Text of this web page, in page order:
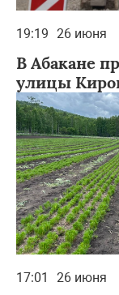
19:19 26 июня
В Абакане
улицы
17:01 26 июня